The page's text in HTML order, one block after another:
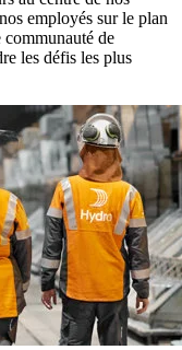
employés sur le plan
communauté de
les défis les plus